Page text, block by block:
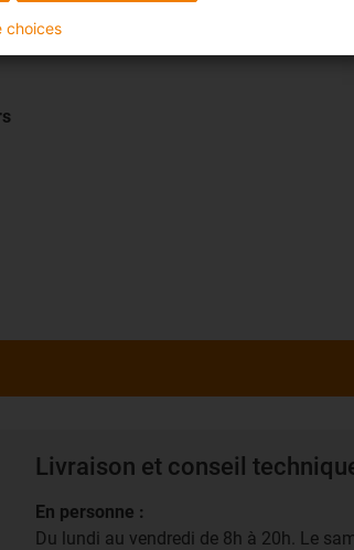
Livraison et conseil
En personne :
Du lundi au vendredi de 8h à 20h. Le
choices